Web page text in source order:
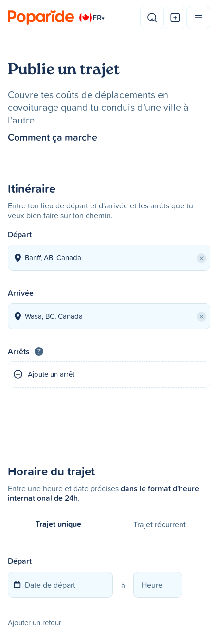
FR▾
Publie un trajet
Couvre tes coûts de déplacements en
covoiturage quand tu conduis d'une ville à
l'autre.
Comment ça marche
Itinéraire
Entre ton lieu de départ et d'arrivée et les arrêts que tu
veux bien faire sur ton chemin.
Départ
×
Arrivée
×
Arrêts ?
Ajoute un arrêt
Horaire du trajet
Entre une heure et date précisesdans le format d'heure
international de 24h.
Trajet unique Trajet récurrent
Départ
à
Ajouter un retour